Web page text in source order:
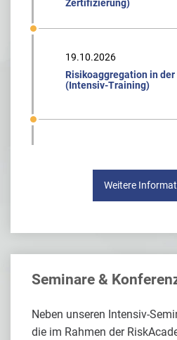
Zertifizierung)
19.10.2026
Risikoaggregation in der
(Intensiv-Training)
Weitere
Seminare &
Neben unseren Intensiv-
die im Rahmen der